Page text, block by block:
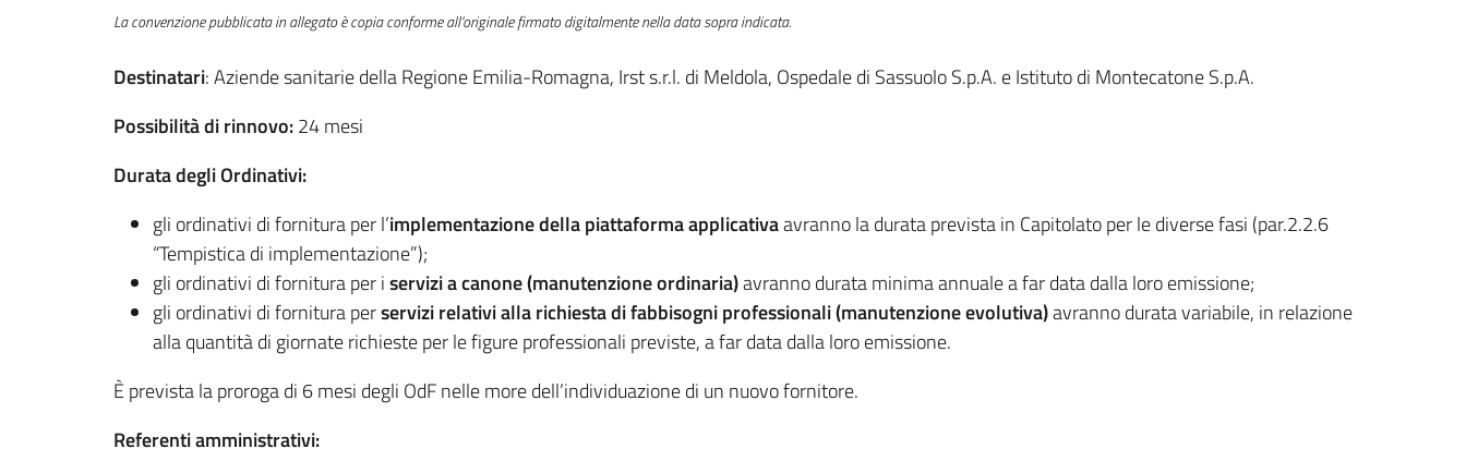
La convenzione pubblicata in allegato è copia conforme all'originale firmato digitalmente nella data sopra indicata.
Destinatari: Aziende sanitarie della Regione Emilia-Romagna, Irst s.r.l. di Meldola, Ospedale di Sassuolo S.p.A. e Istituto di Montecatone S.p.A.
Possibilità di rinnovo:24 mesi
Durata degli Ordinativi:
gli ordinativi di fornitura per l’implementazione della piattaforma applicativaavranno la durata prevista in Capitolato per le diverse fasi (par.2.2.6
“Tempistica di implementazione”);
gli ordinativi di fornitura per iservizi a canone (manutenzione ordinaria)avranno durata minima annuale a far data dalla loro emissione;
gli ordinativi di fornitura perservizi relativi alla richiesta di fabbisogni professionali (manutenzione evolutiva)avranno durata variabile, in relazione
alla quantità di giornate richieste per le figure professionali previste, a far data dalla loro emissione.
È prevista la proroga di 6 mesi degli OdF nelle more dell’individuazione di un nuovo fornitore.
Referenti amministrativi: